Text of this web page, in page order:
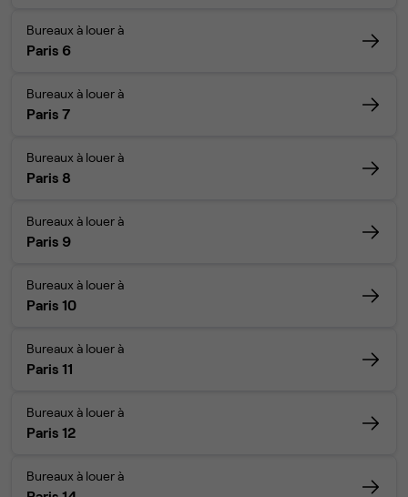
Bureaux à louer à
Paris 6
Bureaux à louer à
Paris 7
Bureaux à louer à
Paris 8
Bureaux à louer à
Paris 9
Bureaux à louer à
Paris 10
Bureaux à louer à
Paris 11
Bureaux à louer à
Paris 12
Bureaux à louer à